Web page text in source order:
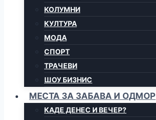
КОЛУМНИ
КУЛТУРА
МОДА
СПОРТ
ТРАЧЕВИ
ШОУ БИЗНИС
МЕСТА ЗА ЗАБАВА И ОДМОР
КАДЕ ДЕНЕС И ВЕЧЕР?